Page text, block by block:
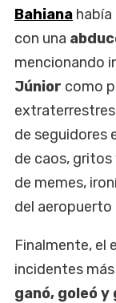
Bahiana
con una
mencionando
Júnior como
de seguidores
de caos, gritos
de memes,
del aeropuerto
Finalmente, el
incidentes
ganó, goleó